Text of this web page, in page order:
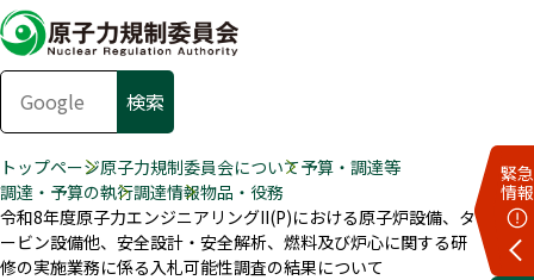
緊急
情報
トップページ原子力規制委員会について予算・調達等
調達・予算の執行調達情報物品・役務
令和8年度原子力エンジニアリングII(P)における原子炉設備、タ
ービン設備他、安全設計・安全解析、燃料及び炉心に関する研
修の実施業務に係る入札可能性調査の結果について